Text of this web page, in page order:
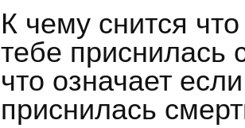
К чему снится что означает если
тебе приснилась
что означает
приснилась